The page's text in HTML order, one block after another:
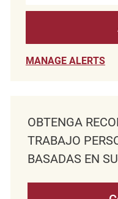
MANAGE ALERTS
OBTENGA
TRABAJO
BASADAS EN